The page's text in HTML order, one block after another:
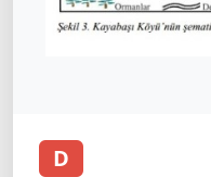
D